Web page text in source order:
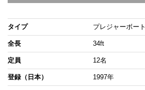
タイプ プレジャーボート
全長 34ft
定員 12名
登録（日本） 1997年